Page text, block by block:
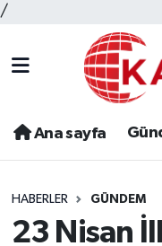
/
Ana sayfa
HABERLER GÜNDEM
23 Nisan